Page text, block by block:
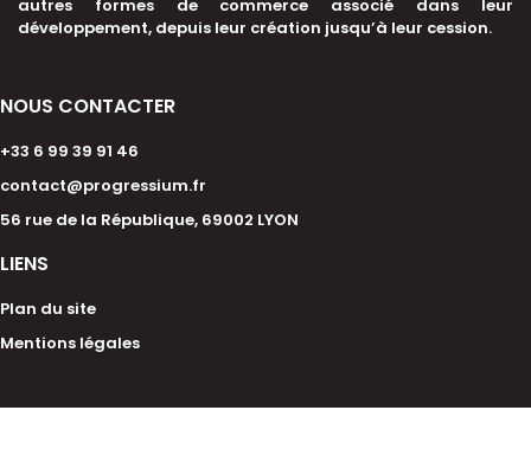
autres formes de commerce associé dans leur
développement, depuis leur création jusqu’à leur cession.
NOUS CONTACTER
+33 6 99 39 91 46
contact@progressium.fr
56 rue de la République, 69002 LYON
LIENS
Plan du site
Mentions légales